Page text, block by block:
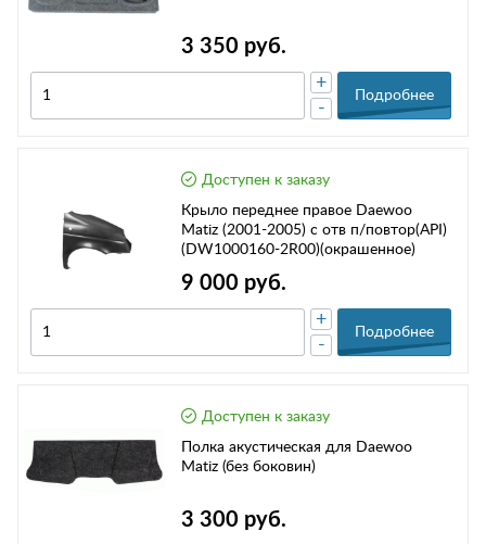
3 350 руб.
-
+
Подробнее
Доступен к заказу
Крыло переднее правое Daewoo
Matiz (2001-2005) с отв п/повтор(API)
(DW1000160-2R00)(окрашенное)
9 000 руб.
-
+
Подробнее
Доступен к заказу
Полка акустическая для Daewoo
Matiz (без боковин)
3 300 руб.